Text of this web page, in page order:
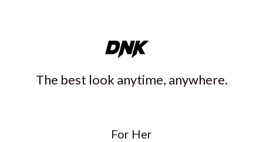
The best look anytime, anywhere.
For Her